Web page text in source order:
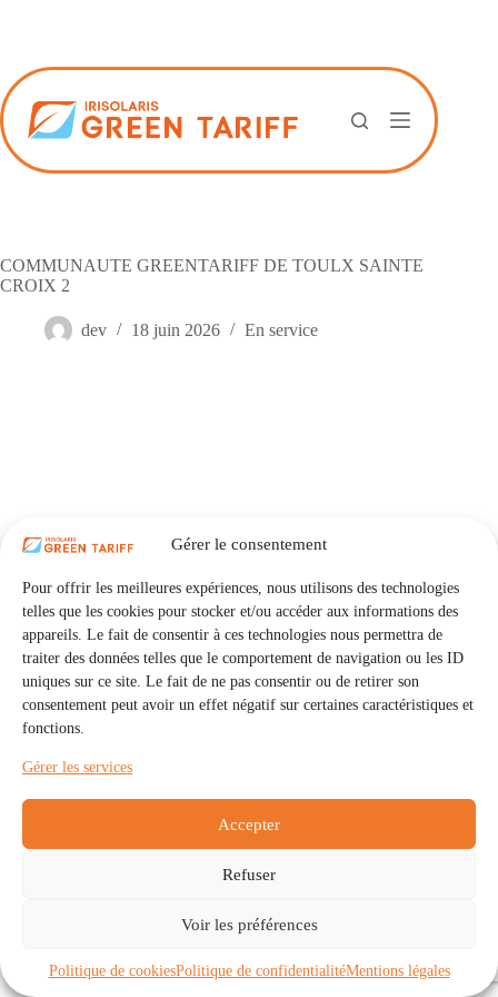
Gérer le consentement
Pour offrir les meilleures expériences, nous utilisons des technologies
telles que les cookies pour stocker et/ou accéder aux informations des
appareils. Le fait de consentir à ces technologies nous permettra de
traiter des données telles que le comportement de navigation ou les ID
uniques sur ce site. Le fait de ne pas consentir ou de retirer son
consentement peut avoir un effet négatif sur certaines caractéristiques et
fonctions.
Gérer les services
Accepter
Refuser
Voir les préférences
Politique de cookiesPolitique de confidentialitéMentions légales
COMMUNAUTE GREENTARIFF DE TOULX SAINTE
CROIX 2
dev 18 juin 2026 En service
Communautés
À propos
Politique de cookies (UE)